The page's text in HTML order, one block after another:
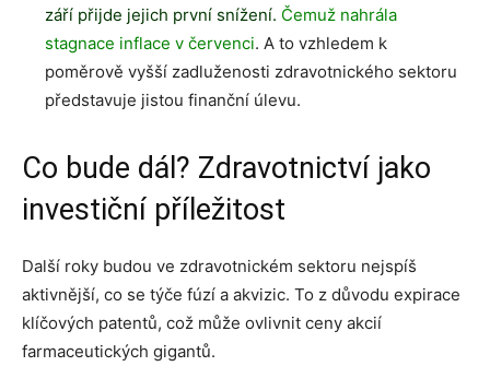
září přijde jejich první snížení. Čemuž nahrála
stagnace inflace v červenci. A to vzhledem k
poměrově vyšší zadluženosti zdravotnického sektoru
představuje jistou finanční úlevu.
Co bude dál? Zdravotnictví jako
investiční příležitost
Další roky budou ve zdravotnickém sektoru nejspíš
aktivnější, co se týče fúzí a akvizic. To z důvodu expirace
klíčových patentů, což může ovlivnit ceny akcií
farmaceutických gigantů.